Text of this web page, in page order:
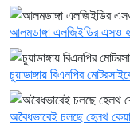
আলমডাঙ্গা এলজিইডির এসও
চুয়াডাঙ্গায় বিএনপির
অবৈধভাবেই চলছে হেলথ